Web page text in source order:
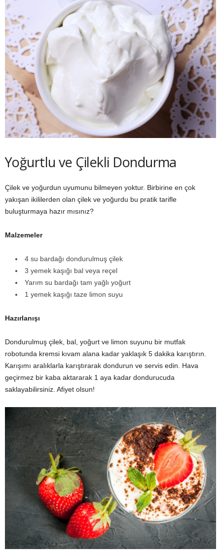
Yoğurtlu ve Çilekli Dondurma
Çilek ve yoğurdun uyumunu bilmeyen yoktur. Birbirine en çok
yakışan ikililerden olan çilek ve yoğurdu bu pratik tarifle
buluşturmaya hazır mısınız?
Malzemeler
4 su bardağı dondurulmuş çilek
3 yemek kaşığı bal veya reçel
Yarım su bardağı tam yağlı yoğurt
1 yemek kaşığı taze limon suyu
Hazırlanışı
Dondurulmuş çilek, bal, yoğurt ve limon suyunu bir mutfak
robotunda kremsi kıvam alana kadar yaklaşık 5 dakika karıştırın.
Karışımı aralıklarla karıştırarak dondurun ve servis edin. Hava
geçirmez bir kaba aktararak 1 aya kadar dondurucuda
saklayabilirsiniz. Afiyet olsun!